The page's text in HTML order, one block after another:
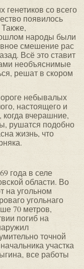
со всего
появилось
народы были
смешение рас
Всё это ставит
необъяснимые
решат в скором
небывалых
настоящего и
вчерашние,
рушатся подобно
жизнь, что
года в селе
области. Во
на угольном
угольнаго
70 метров,
погиб на
точной
участка
все работы